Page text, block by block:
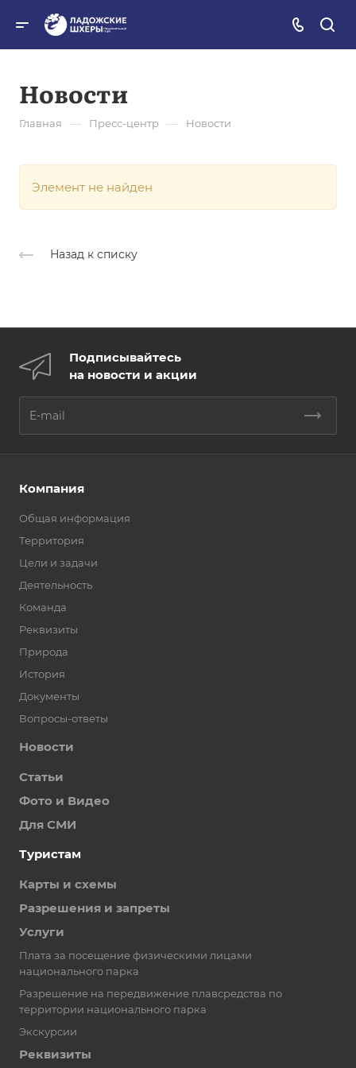
Новости
Главная — Пресс-центр — Новости
Элемент не найден
Назад к списку
Подписывайтесь
на новости и акции
Компания
Общая информация
Территория
Цели и задачи
Деятельность
Команда
Реквизиты
Природа
История
Документы
Вопросы-ответы
Новости
Статьи
Фото и Видео
Для СМИ
Туристам
Карты и схемы
Разрешения и запреты
Услуги
Плата за посещение физическими лицами
национального парка
Разрешение на передвижение плавсредства по
территории национального парка
Экскурсии
Реквизиты